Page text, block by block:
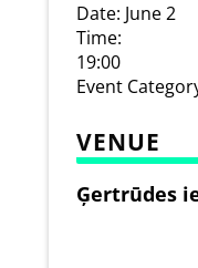
Date: June 2
Time:
19:00
Event
VENUE
Ģertrūdes